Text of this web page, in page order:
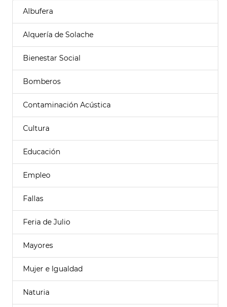
Albufera
Alquería de Solache
Bienestar Social
Bomberos
Contaminación Acústica
Cultura
Educación
Empleo
Fallas
Feria de Julio
Mayores
Mujer e Igualdad
Naturia